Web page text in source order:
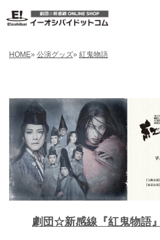
HOME» 公演グッズ» 紅鬼物語
劇団☆新感線『紅鬼物語